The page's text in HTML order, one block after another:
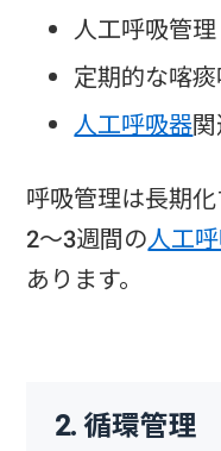
人工呼吸管理
定期的な喀痰
人工呼吸器
呼吸管理は長期
2〜3週間の人工
あります。
2. 循環管理